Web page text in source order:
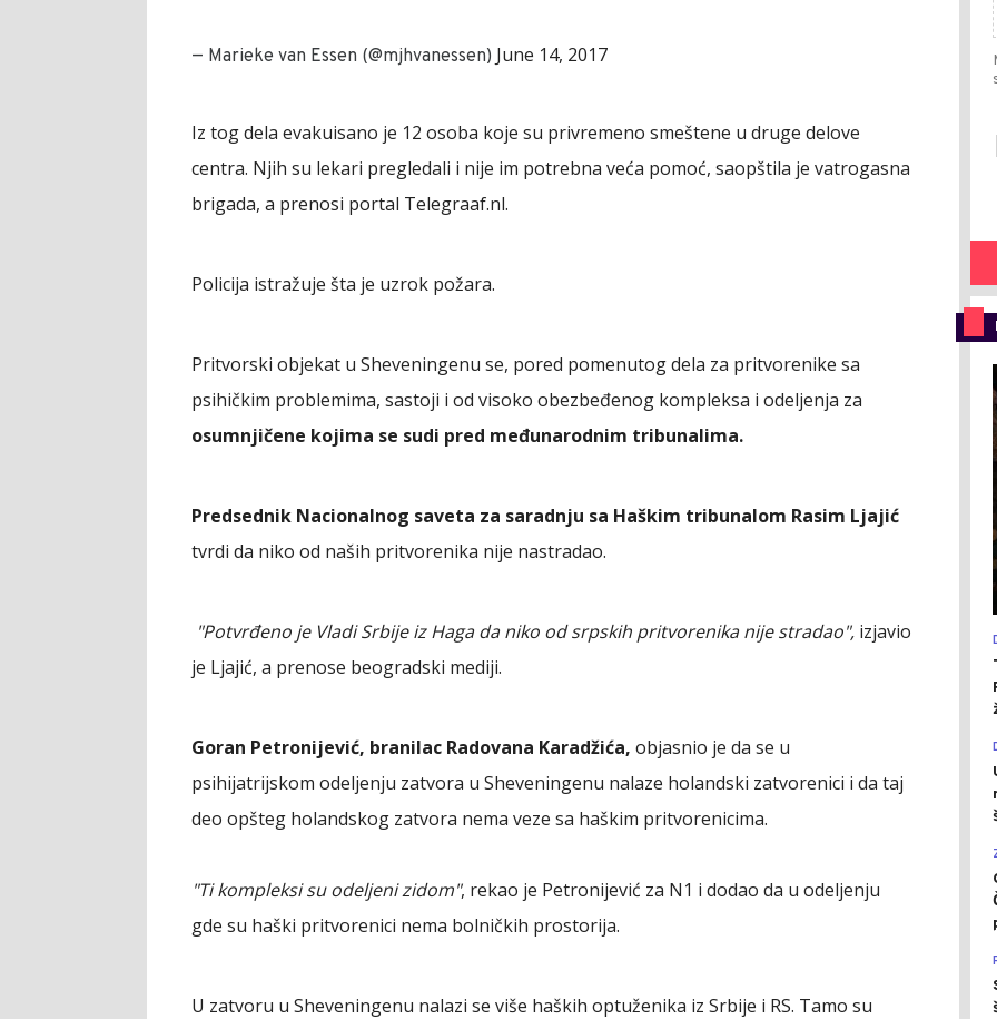
— Marieke van Essen (@mjhvanessen) June 14, 2017
Iz tog dela evakuisano je 12 osoba koje su privremeno smeštene u druge delove
centra. Njih su lekari pregledali i nije im potrebna veća pomoć, saopštila je vatrogasna
brigada, a prenosi portal Telegraaf.nl.
Policija istražuje šta je uzrok požara.
Pritvorski objekat u Sheveningenu se, pored pomenutog dela za pritvorenike sa
psihičkim problemima, sastoji i od visoko obezbeđenog kompleksa i odeljenja za
osumnjičene kojima se sudi pred međunarodnim tribunalima.
Predsednik Nacionalnog saveta za saradnju sa Haškim tribunalom Rasim Ljajić
tvrdi da niko od naših pritvorenika nije nastradao.
"Potvrđeno je Vladi Srbije iz Haga da niko od srpskih pritvorenika nije stradao", izjavio
je Ljajić, a prenose beogradski mediji.
Goran Petronijević, branilac Radovana Karadžića, objasnio je da se u
psihijatrijskom odeljenju zatvora u Sheveningenu nalaze holandski zatvorenici i da taj
deo opšteg holandskog zatvora nema veze sa haškim pritvorenicima.
"Ti kompleksi su odeljeni zidom", rekao je Petronijević za N1 i dodao da u odeljenju
gde su haški pritvorenici nema bolničkih prostorija.
U zatvoru u Sheveningenu nalazi se više haških optuženika iz Srbije i RS. Tamo su